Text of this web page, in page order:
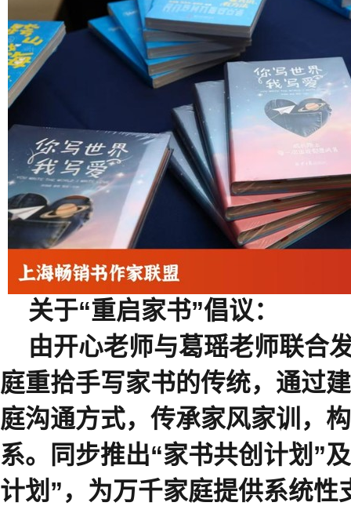
关于“重启家书”倡议：
由开心老师与葛瑶老师联合
庭重拾手写家书的传统，通过
庭沟通方式，传承家风家训，
系。同步推出“家书共创计划”
计划”，为万千家庭提供系统性